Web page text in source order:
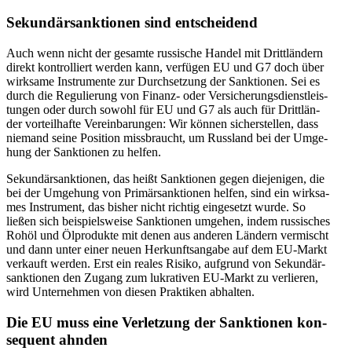
Sekun­där­sank­tio­nen sind entscheidend
Auch wenn nicht der gesamte rus­si­sche Handel mit Dritt­län­dern
direkt kon­trol­liert werden kann, ver­fü­gen EU und G7 doch über
wirk­same Instru­mente zur Durch­set­zung der Sank­tio­nen. Sei es
durch die Regu­lie­rung von Finanz- oder Ver­si­che­rungs­dienst­leis­
tun­gen oder durch sowohl für EU und G7 als auch für Dritt­län­
der vor­teil­hafte Ver­ein­ba­run­gen: Wir können sicher­stel­len, dass
niemand seine Posi­tion miss­braucht, um Russ­land bei der Umge­
hung der Sank­tio­nen zu helfen.
Sekun­där­sank­tio­nen, das heißt Sank­tio­nen gegen die­je­ni­gen, die
bei der Umge­hung von Pri­mär­sank­tio­nen helfen, sind ein wirk­sa­
mes Instru­ment, das bisher nicht richtig ein­ge­setzt wurde. So
ließen sich bei­spiels­weise Sank­tio­nen umgehen, indem rus­si­sches
Rohöl und Ölpro­dukte mit denen aus anderen Ländern ver­mischt
und dann unter einer neuen Her­kunfts­an­gabe auf dem EU-Markt
ver­kauft werden. Erst ein reales Risiko, auf­grund von Sekun­där­
sank­tio­nen den Zugang zum lukra­ti­ven EU-Markt zu ver­lie­ren,
wird Unter­neh­men von diesen Prak­ti­ken abhalten.
Die EU muss eine Ver­let­zung der Sank­tio­nen kon­
se­quent ahnden